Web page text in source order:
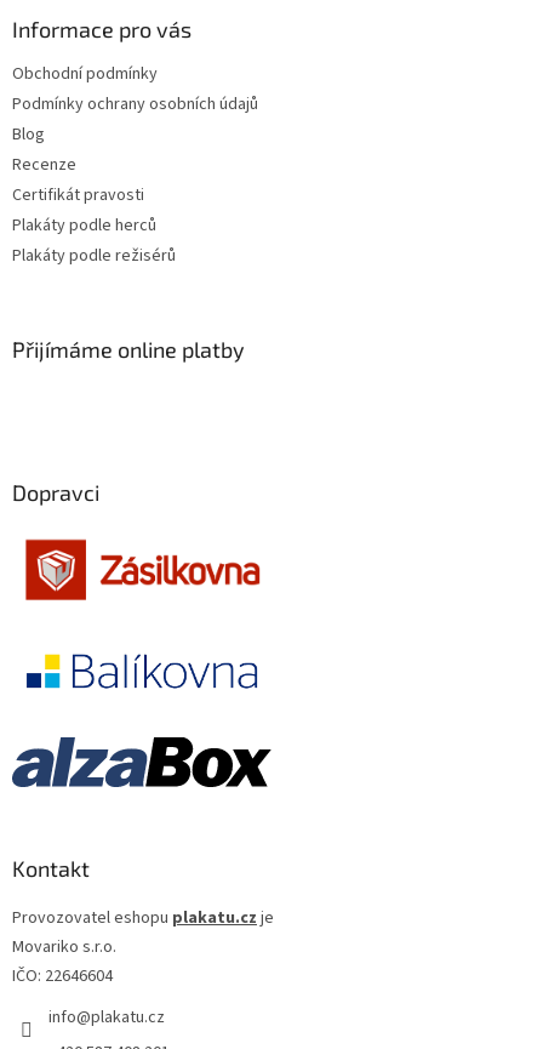
Jiřina Bohdalová 32
Martin Růžek 32
Václav Vydra nejml.
Ben Affleck 31
Jennifer Lopez
Jiří Macháček 30
Meryl Streep 30
Cate Blanchett 29
Jiří Lábus
Josef Somr 29
Jude Law
Kevin Bacon
Informace pro vás
Obchodní podmínky
Podmínky ochrany osobních údajů
Blog
Recenze
Certifikát pravosti
Plakáty podle herců
Plakáty podle režisérů
Přijímáme online platby
Dopravci
Kontakt
Provozovatel eshopu plakatu.cz je
Movariko s.r.o.
IČO: 22646604
info@plakatu.cz